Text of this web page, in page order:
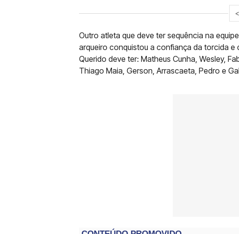
<
Outro atleta que deve ter sequência na
arqueiro conquistou a confiança da torcida
Querido deve ter: Matheus Cunha, Wesley,
Thiago Maia, Gerson, Arrascaeta, Pedro e